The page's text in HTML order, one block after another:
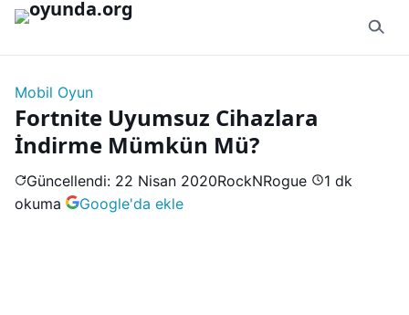
İçeriğe geç
Mobil Oyun
Fortnite Uyumsuz Cihazlara
İndirme Mümkün Mü?
Güncellendi: 22 Nisan 2020RockNRogue
1 dk
okuma
Google'da ekle